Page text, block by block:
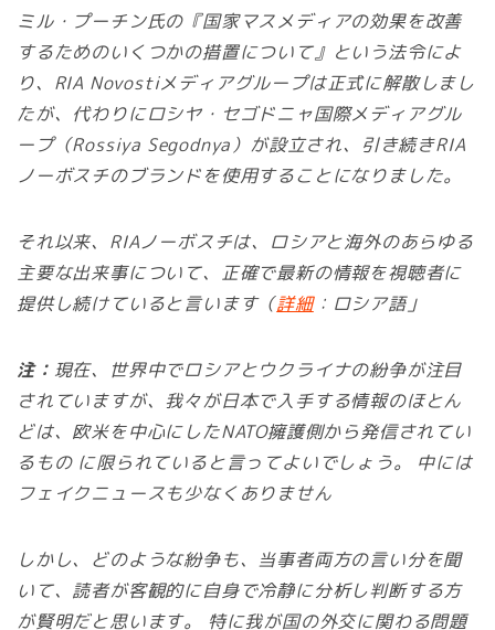
ミル・プーチン氏の『国家マスメディアの効果を改善
するためのいくつかの措置について』という法令によ
り、RIA Novostiメディアグループは正式に解散しまし
たが、代わりにロシヤ・セゴドニャ国際メディアグル
ープ（Rossiya Segodnya）が設立され、引き続きRIA
ノーボスチのブランドを使用することになりました。
それ以来、RIAノーボスチは、ロシアと海外のあらゆる
主要な出来事について、正確で最新の情報を視聴者に
提供し続けていると言います（詳細：ロシア語」
注： 現在、世界中でロシアとウクライナの紛争が注目
されていますが、我々が日本で入手する情報のほとん
どは、欧米を中心にしたNATO擁護側から発信されてい
るもの に限られていると言ってよいでしょう。 中には
フェイクニュースも少なくありません
しかし、どのような紛争も、当事者両方の言い分を聞
いて、読者が客観的に自身で冷静に分析し判断する方
が賢明だと思います。 特に我が国の外交に関わる問題